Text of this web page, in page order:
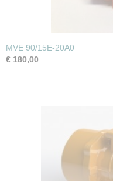
MVE 90/15E-20A0
€ 180,00